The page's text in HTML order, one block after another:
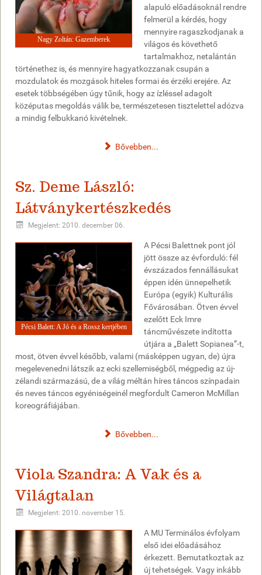
Nagy Zoltán: Gazemberek
alapuló előadásoknál rendre
felmerül a kérdés, hogy
mennyire ragaszkodjanak a
világos és követhető
tartalmakhoz, netalántán
történethez is, és mennyire hagyatkozzanak csupán a
mozdulatok és mozgások hiteles formai és érzéki erejére. Az
esetek többségében úgy tűnik, hogy az ízléssel adagolt
középutas megoldás válik be, természetesen tisztelettel adózva
a mindig felbukkanó kivételnek.
Bővebben...
Sz. Deme László:
Látványkertészkedés
Megjelent: 2010. december 06.
Pécsi Balett: A Jó és a Rossz kertjében
A Pécsi Balettnek pont jól
jött össze az évforduló: fél
évszázados fennállásukat
éppen idén ünnepelhetik
Európa (egyik) Kulturális
Fővárosában. Ötven évvel
ezelőtt Eck Imre
táncművészete indította
útjára a „Balett Sopianea”-t,
most, ötven évvel később, valami (másképpen ugyan, de) újra
megelevenedni látszik az ecki szellemiségből, mégpedig az új-
zélandi származású, de a világ méltán híres táncos színpadain
és neves táncos egyéniségeinél megfordult Cameron McMillan
koreográfiájában.
Bővebben...
Viola Szandra: A Vak és a
Világtalan
Megjelent: 2010. november 15.
A MU Terminálos évfolyam
első idei előadásához
érkezett. Bemutatkoztak az
új tehetségek. Vagy inkább